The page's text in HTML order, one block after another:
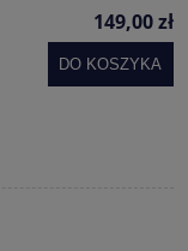
149,00 zł
DO KOSZYKA